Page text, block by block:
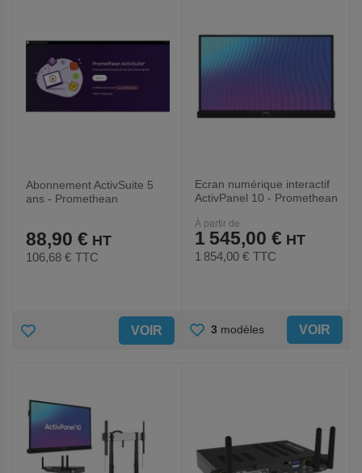
Abonnement ActivSuite 5
ans - Promethean
88,90 €
106,68 € TTC
AJOUTER VOIR
Ecran numérique interactif
ActivPanel 10 - Promethean
À partir de
1 545,00 €
1 854,00 € TTC
AJOUTER
3 modèles VOIR